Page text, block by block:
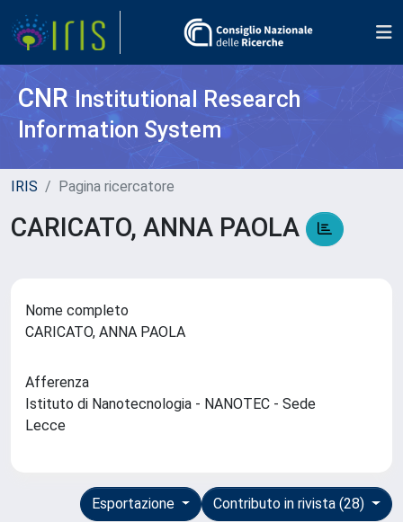
CNR Institutional Research
Information System
IRIS Pagina ricercatore
CARICATO, ANNA PAOLA
Nome completo
CARICATO, ANNA PAOLA
Afferenza
Istituto di Nanotecnologia - NANOTEC - Sede
Lecce
Contributo in rivista (28)
Esportazione